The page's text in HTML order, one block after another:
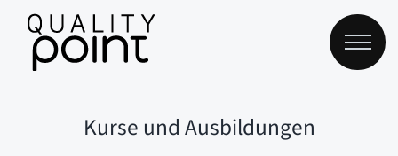
Inhalt
springen
Kurse und Ausbildungen